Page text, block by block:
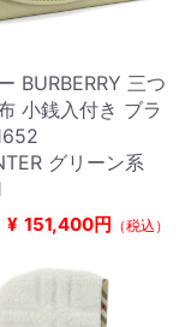
BURBERRY 三つ
小銭入付き ブラ
グリーン系
¥ 151,400円 （税込）